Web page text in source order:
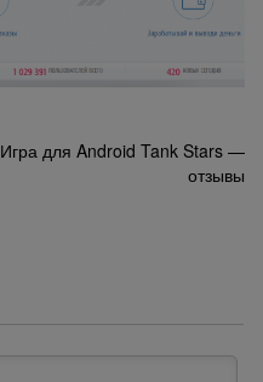
Игра для Android Tank Stars —
отзывы